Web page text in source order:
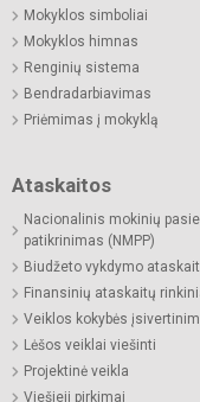
Mokyklos simboliai
Mokyklos himnas
Renginių sistema
Bendradarbiavimas
Priėmimas į mokyklą
Ataskaitos
Nacionalinis mokinių
patikrinimas (NMPP)
Biudžeto vykdymo
Finansinių ataskaitų
Veiklos kokybės
Lėšos veiklai viešinti
Projektinė veikla
Viešieji pirkimai